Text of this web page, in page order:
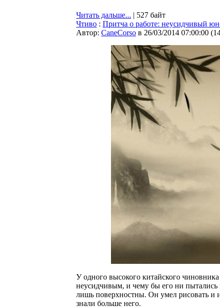
Читать дальше... | 527 байт
Чтиво : Притча о работе: неусидчивый
Автор: CaneCorso в 26/03/2014 07:00:00 (
У одного высокого китайского
неусидчивым, и чему бы его ни пытались
лишь поверхностны. Он умел рисовать и
знали больше него.